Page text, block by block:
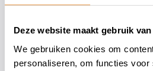
Deze website maakt gebruik
We gebruiken cookies om
personaliseren, om functies voor